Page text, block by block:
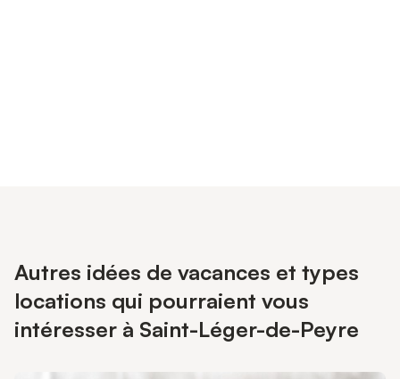
Autres idées de vacances et types
locations qui pourraient vous
intéresser à Saint-Léger-de-Peyre